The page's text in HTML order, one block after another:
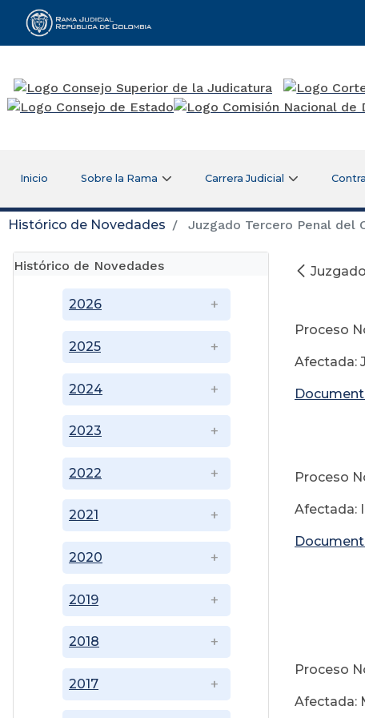
Rama Judicial
Inicio Sobre la Rama Carrera Judicial
Histórico de Novedades Juzgado Tercero Penal del
Histórico de Novedades
2017
2018
2019
2020
2021
2022
2023
2024
2025
2026
Proceso
Afectada:
Proceso
Afectada:
Proceso
Afectada: